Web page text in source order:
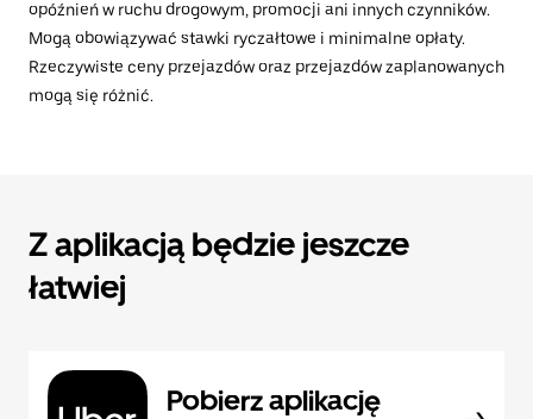
opóźnień w ruchu drogowym, promocji ani innych czynników.
Mogą obowiązywać stawki ryczałtowe i minimalne opłaty.
Rzeczywiste ceny przejazdów oraz przejazdów zaplanowanych
mogą się różnić.
Z aplikacją będzie jeszcze
łatwiej
Pobierz aplikację